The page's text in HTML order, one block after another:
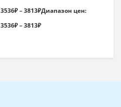
3536₽–3813₽Диапазон цен:
3536₽ – 3813₽